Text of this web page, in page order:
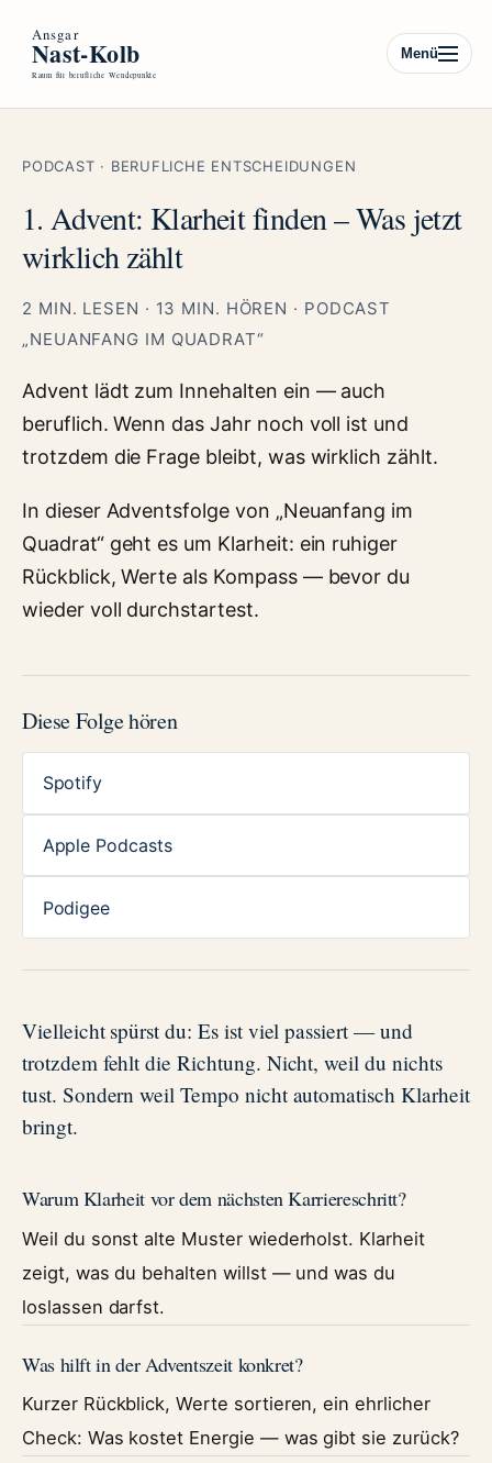
Menü
PODCAST · BERUFLICHE ENTSCHEIDUNGEN
1. Advent: Klarheit finden – Was jetzt
wirklich zählt
2 MIN. LESEN · 13 MIN. HÖREN · PODCAST
„NEUANFANG IM QUADRAT“
Advent lädt zum Innehalten ein — auch
beruflich. Wenn das Jahr noch voll ist und
trotzdem die Frage bleibt, was wirklich zählt.
In dieser Adventsfolge von „Neuanfang im
Quadrat“ geht es um Klarheit: ein ruhiger
Rückblick, Werte als Kompass — bevor du
wieder voll durchstartest.
Diese Folge hören
Spotify
Apple Podcasts
Podigee
Vielleicht spürst du: Es ist viel passiert — und
trotzdem fehlt die Richtung. Nicht, weil du nichts
tust. Sondern weil Tempo nicht automatisch Klarheit
bringt.
Warum Klarheit vor dem nächsten Karriereschritt?
Weil du sonst alte Muster wiederholst. Klarheit
zeigt, was du behalten willst — und was du
loslassen darfst.
Was hilft in der Adventszeit konkret?
Kurzer Rückblick, Werte sortieren, ein ehrlicher
Check: Was kostet Energie — was gibt sie zurück?